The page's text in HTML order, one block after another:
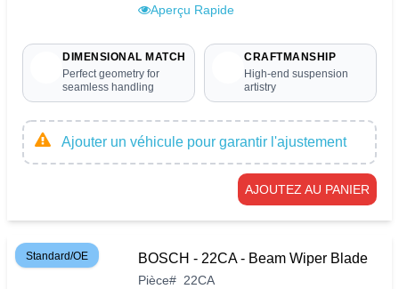
Aperçu Rapide
DIMENSIONAL MATCH
Perfect geometry for
seamless handling
CRAFTMANSHIP
High-end suspension
artistry
Ajouter un véhicule pour garantir l'ajustement
AJOUTEZ AU PANIER
Standard/OE BOSCH - 22CA - Beam Wiper Blade
Pièce# 22CA